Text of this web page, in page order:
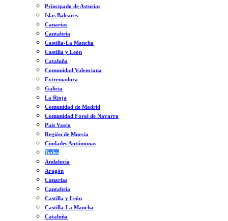
Principado de Asturias
Islas Baleares
Canarias
Cantabria
Castilla-La Mancha
Castilla y León
Cataluña
Comunidad Valenciana
Extremadura
Galicia
La Rioja
Comunidad de Madrid
Comunidad Foral de Navarra
País Vasco
Región de Murcia
Ciudades Autónomas
Todos
Andalucía
Aragón
Canarias
Cantabria
Castilla y León
Castilla-La Mancha
Cataluña